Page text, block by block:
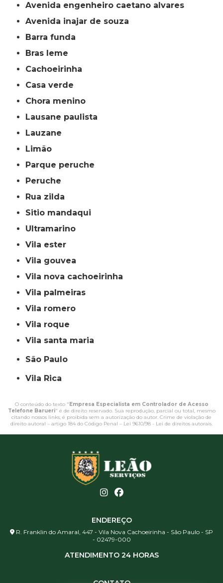
avenida engenheiro caetano alvares
avenida inajar de souza
barra funda
bras leme
cachoeirinha
casa verde
chora menino
lausane paulista
lauzane
limão
parque peruche
peruche
rua zilda
sitio mandaqui
ultramarino
vila ester
vila gouvea
vila nova cachoeirinha
vila palmeiras
vila romero
vila roque
vila santa maria
São Paulo
Vila Rica
O conteúdo do texto "Empresa Especialista em Controlador de Acesso
Telefone Barueri" é de direito reservado. Sua reprodução, parcial ou total, mesmo
citando nossos links, é proibida sem a autorização do autor. Crime de violação de
direito autoral – artigo 184 do Código Penal – Lei 9610/98 - Lei de direitos autorais.
ENDEREÇO
R. Franklin do Amaral, 447 - Vila Nova Cachoeirinha - São Paulo - SP
- 02479-000
ATENDIMENTO 24 HORAS